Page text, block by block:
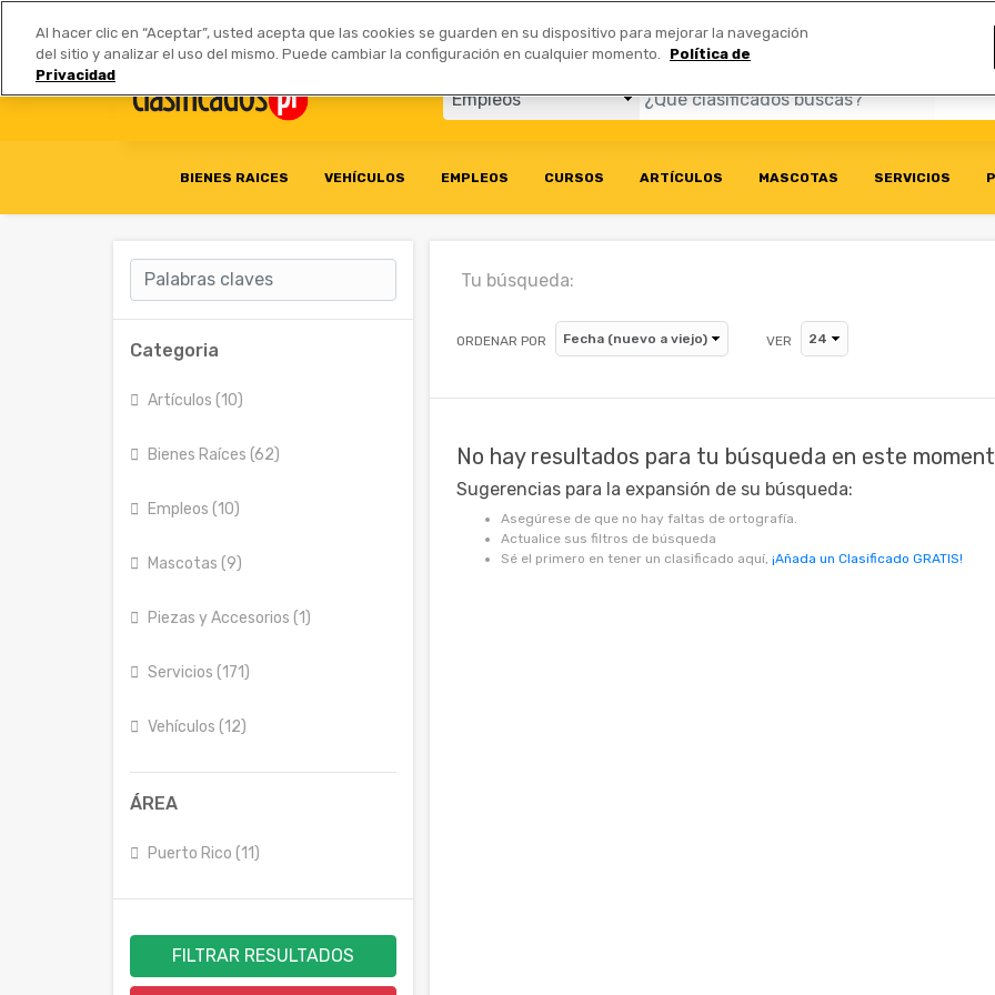
Anúnciate | Tarifas Socios Comerciales
BIENES RAICES VEHÍCULOS EMPLEOS CURSOS ARTÍCULOS MASCOTAS SERVICIOS
Categoria
Artículos (10)
Bienes Raíces (62)
Empleos (10)
Mascotas (9)
Piezas y Accesorios (1)
Servicios (171)
Vehículos (12)
ÁREA
Puerto Rico (11)
FILTRAR RESULTADOS
Tu búsqueda:
ORDENAR POR VER
No hay resultados para tu búsqueda en este
Sugerencias para la expansión de su búsqueda:
Asegúrese de que no hay faltas de ortografía.
Actualice sus filtros de búsqueda
Sé el primero en tener un clasificado aquí, ¡Añada un Clasificado GRATIS!
Al hacer clic en “Aceptar”, usted acepta que las cookies se guarden en su dispositivo para mejorar la navegación
del sitio y analizar el uso del mismo. Puede cambiar la configuración en cualquier momento.
Política de
Privacidad